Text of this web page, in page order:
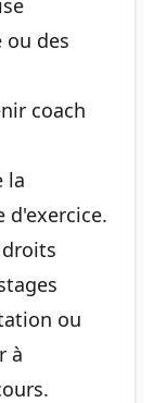
des
coach
la
d'exercice.
ou
à